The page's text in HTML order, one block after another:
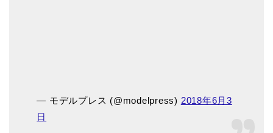
— モデルプレス (@modelpress) 2018年6月3
日